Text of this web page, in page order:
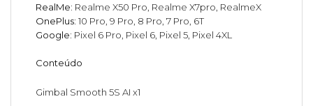
RealMe: Realme X50 Pro, Realme X7pro, RealmeX
OnePlus: 10 Pro, 9 Pro, 8 Pro, 7 Pro, 6T
Google: Pixel 6 Pro, Pixel 6, Pixel 5, Pixel 4XL
Conteúdo
Gimbal Smooth 5S AI x1